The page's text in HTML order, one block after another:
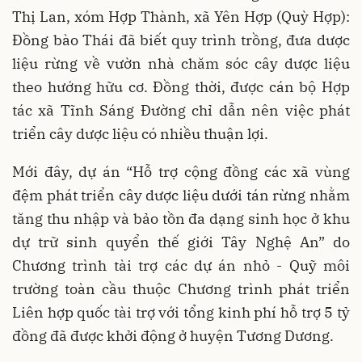
Thị Lan, xóm Hợp Thành, xã Yên Hợp (Quỳ Hợp):
Đồng bào Thái đã biết quy trình trồng, đưa dược
liệu rừng về vườn nhà chăm sóc cây dược liệu
theo hướng hữu cơ. Đồng thời, được cán bộ Hợp
tác xã Tĩnh Sáng Đường chỉ dẫn nên việc phát
triển cây dược liệu có nhiều thuận lợi.
Mới đây, dự án “Hỗ trợ cộng đồng các xã vùng
đệm phát triển cây dược liệu dưới tán rừng nhằm
tăng thu nhập và bảo tồn đa dạng sinh học ở khu
dự trữ sinh quyển thế giới Tây Nghệ An” do
Chương trình tài trợ các dự án nhỏ - Quỹ môi
trường toàn cầu thuộc Chương trình phát triển
Liên hợp quốc tài trợ với tổng kinh phí hỗ trợ 5 tỷ
đồng đã được khởi động ở huyện Tương Dương.